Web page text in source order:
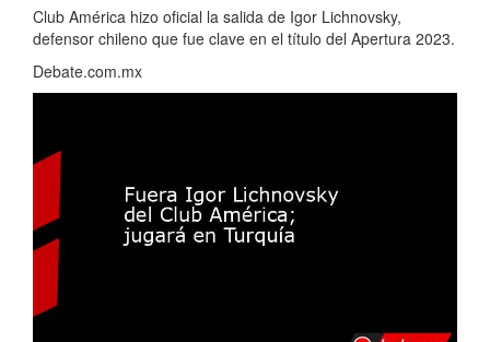
Club América hizo oficial la salida de Igor Lichnovsky,
defensor chileno que fue clave en el título del Apertura 2023.
Debate.com.mx